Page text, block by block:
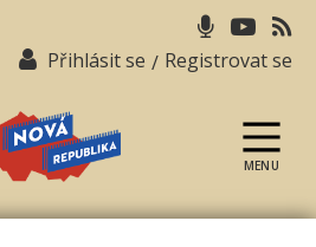
Přihlásit se / Registrovat se
republika
MENU